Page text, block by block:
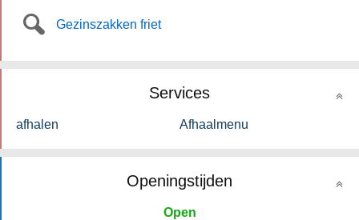
Gezinszakken friet
Services
afhalen Afhaalmenu
Openingstijden
Open